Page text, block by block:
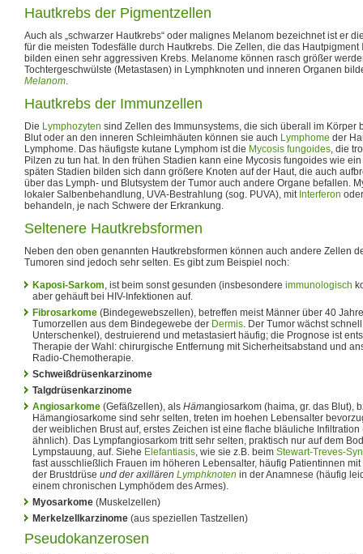
Hautkrebs der Pigmentzellen
Auch als „schwarzer Hautkrebs“ oder malignes Melanom bezeichnet ist er
für die meisten Todesfälle durch Hautkrebs. Die Zellen, die das Hautpigment
bilden einen sehr aggressiven Krebs. Melanome können rasch größer
Tochtergeschwülste (Metastasen) in Lymphknoten und inneren Organen
Melanom.
Hautkrebs der Immunzellen
Die Lymphozyten sind Zellen des Immunsystems, die sich überall im Körper
Blut oder an den inneren Schleimhäuten können sie auch Lymphome der
Lymphome. Das häufigste kutane Lymphom ist die Mycosis fungoides, die
Pilzen zu tun hat. In den frühen Stadien kann eine Mycosis fungoides wie ein
späten Stadien bilden sich dann größere Knoten auf der Haut, die auch
über das Lymph- und Blutsystem der Tumor auch andere Organe befallen.
lokaler Salbenbehandlung, UVA-Bestrahlung (sog. PUVA), mit Interferon
behandeln, je nach Schwere der Erkrankung.
Seltenere Hautkrebsformen
Neben den oben genannten Hautkrebsformen können auch andere Zellen
Tumoren sind jedoch sehr selten. Es gibt zum Beispiel noch:
Kaposi-Sarkom, ist beim sonst gesunden (insbesondere immunologisch
aber gehäuft bei HIV-Infektionen auf.
Fibrosarkome (Bindegewebszellen), betreffen meist Männer über 40
Tumorzellen aus dem Bindegewebe der Dermis. Der Tumor wächst
Unterschenkel), destruierend und metastasiert häufig; die Prognose ist
Therapie der Wahl: chirurgische Entfernung mit Sicherheitsabstand und
Radio-Chemotherapie.
Schweißdrüsenkarzinome
Talgdrüsenkarzinome
Angiosarkome (Gefäßzellen), als Hämangiosarkom (haima, gr. das Blut),
Hämangiosarkome sind sehr selten, treten im hoehen Lebensalter
der weiblichen Brust auf, erstes Zeichen ist eine flache bläuliche
ähnlich). Das Lympfangiosarkom tritt sehr selten, praktisch nur auf dem
Lympstauung, auf. Siehe Elefantiasis, wie sie z.B. beim Stewart-Treves-
fast ausschließlich Frauen im höheren Lebensalter, häufig Patientinnen
der Brustdrüse und der axillären Lymphknoten in der Anamnese (häufig
einem chronischen Lymphödem des Armes).
Myosarkome (Muskelzellen)
Merkelzellkarzinome (aus speziellen Tastzellen)
Pseudokanzerosen